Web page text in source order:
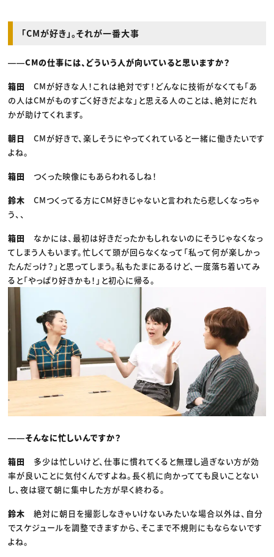
「CMが好き」。それが一番大事
――CMの仕事には、どういう人が向いていると思いますか？
箱田
CMが好きな人！これは絶対です！どんなに技術がなくても「あ
の人はCMがものすごく好きだよな」と思える人のことは、絶対にだれ
かが助けてくれます。
朝日
CMが好きで、楽しそうにやってくれていると一緒に働きたいです
よね。
箱田 つくった映像にもあらわれるしね！
鈴木 CMつくってる方にCM好きじゃないと言われたら悲しくなっちゃ
う、、
箱田
なかには、最初は好きだったかもしれないのにそうじゃなくなっ
てしまう人もいます。忙しくて頭が回らなくなって「私って何が楽しかっ
たんだっけ？」と思ってしまう。私もたまにあるけど、一度落ち着いてみ
ると「やっぱり好きかも！」と初心に帰る。
――そんなに忙しいんですか？
箱田
多少は忙しいけど、仕事に慣れてくると無理し過ぎない方が効
率が良いことに気付くんですよね。長く机に向かってても良いことない
し、夜は寝て朝に集中した方が早く終わる。
鈴木 絶対に朝日を撮影しなきゃいけないみたいな場合以外は、自分
でスケジュールを調整できますから、そこまで不規則にもならないです
よね。